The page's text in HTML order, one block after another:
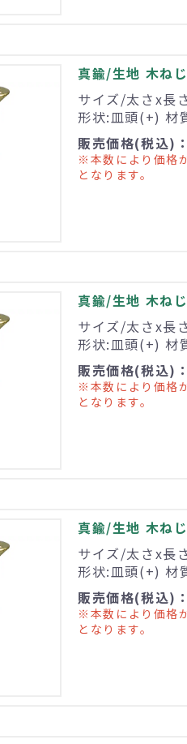
真鍮/生地 木ね
サイズ/太さx長
形状:皿頭(+) 材
販売価格(税込)
※本数により価格
となります。
真鍮/生地 木ね
サイズ/太さx長
形状:皿頭(+) 材
販売価格(税込)
※本数により価格
となります。
真鍮/生地 木ね
サイズ/太さx長
形状:皿頭(+) 材
販売価格(税込)
※本数により価格
となります。